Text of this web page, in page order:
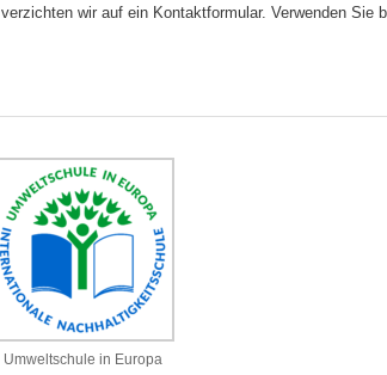
wir auf ein Kontaktformular. Verwenden Sie
Umweltschule in Europa